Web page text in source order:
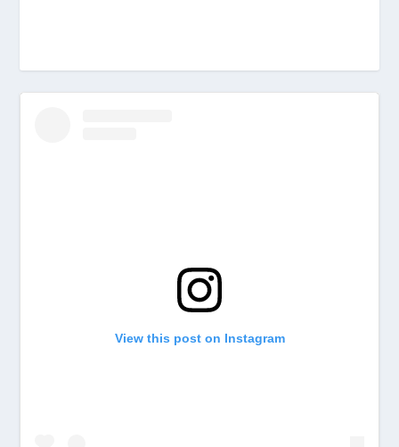
View this post on Instagram